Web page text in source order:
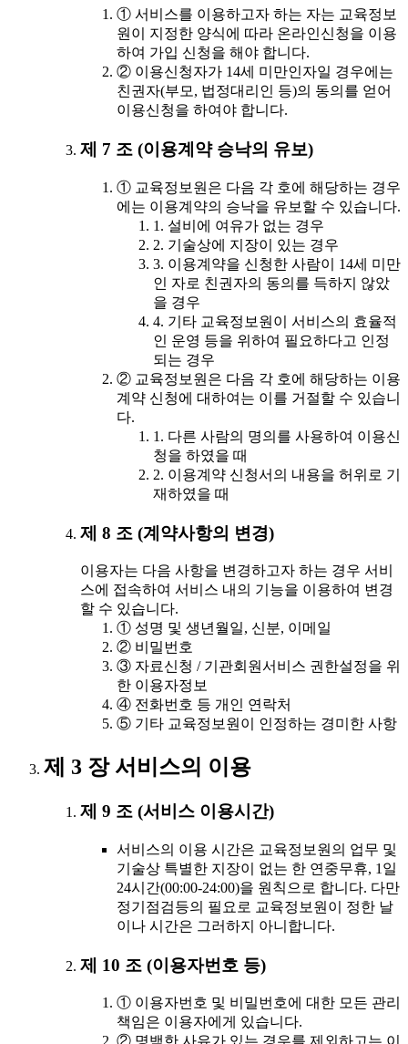
① 서비스를 이용하고자 하는 자는 교육정보
원이 지정한 양식에 따라 온라인신청을 이용
하여 가입 신청을 해야 합니다.
② 이용신청자가 14세 미만인자일 경우에는
친권자(부모, 법정대리인 등)의 동의를 얻어
이용신청을 하여야 합니다.
제 7 조 (이용계약 승낙의 유보)
① 교육정보원은 다음 각 호에 해당하는 경우
에는 이용계약의 승낙을 유보할 수 있습니다.
1. 설비에 여유가 없는 경우
2. 기술상에 지장이 있는 경우
3. 이용계약을 신청한 사람이 14세 미만
인 자로 친권자의 동의를 득하지 않았
을 경우
4. 기타 교육정보원이 서비스의 효율적
인 운영 등을 위하여 필요하다고 인정
되는 경우
② 교육정보원은 다음 각 호에 해당하는 이용
계약 신청에 대하여는 이를 거절할 수 있습니
다.
1. 다른 사람의 명의를 사용하여 이용신
청을 하였을 때
2. 이용계약 신청서의 내용을 허위로 기
재하였을 때
제 8 조 (계약사항의 변경)
이용자는 다음 사항을 변경하고자 하는 경우 서비
스에 접속하여 서비스 내의 기능을 이용하여 변경
할 수 있습니다.
① 성명 및 생년월일, 신분, 이메일
② 비밀번호
③ 자료신청 / 기관회원서비스 권한설정을 위
한 이용자정보
④ 전화번호 등 개인 연락처
⑤ 기타 교육정보원이 인정하는 경미한 사항
제 3 장 서비스의 이용
제 9 조 (서비스 이용시간)
서비스의 이용 시간은 교육정보원의 업무 및
기술상 특별한 지장이 없는 한 연중무휴, 1일
24시간(00:00-24:00)을 원칙으로 합니다. 다만
정기점검등의 필요로 교육정보원이 정한 날
이나 시간은 그러하지 아니합니다.
제 10 조 (이용자번호 등)
① 이용자번호 및 비밀번호에 대한 모든 관리
책임은 이용자에게 있습니다.